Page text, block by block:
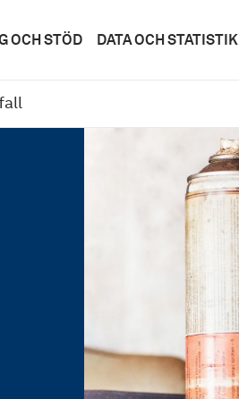
OCH STÖD DATA OCH STATISTIK